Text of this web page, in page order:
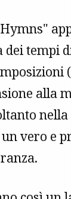
dei tempi
alla
vero e